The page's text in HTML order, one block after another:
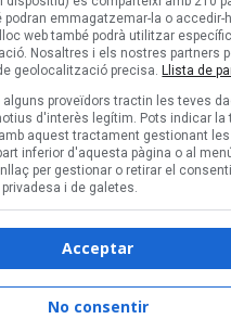
Penalba a Vinyes dels Aspres | F.
Bonet mostra
de vent i
podran emmagatzemar-la o accedir-
web també podrà utilitzar
Nosaltres i els nostres partners
geolocalització precisa. Llista de
alguns proveïdors tractin les teves
d'interès legítim. Pots indicar la
aquest tractament gestionant
inferior d'aquesta pàgina o al
per gestionar o retirar el
i de galetes.
Acceptar
No consentir